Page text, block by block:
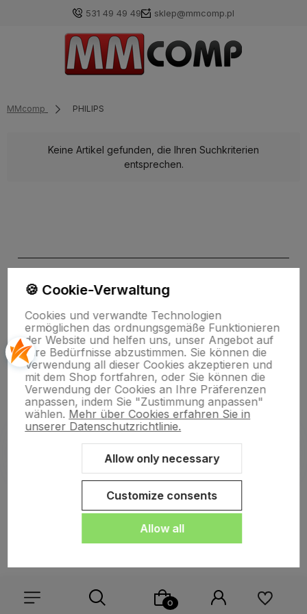
531 49 49 49 sklep@mmcomp.pl
MMcomp PHILIPS
Keine Artikel gefunden, die Ihren Suchkriterien
entsprechen.
polityce prywatności
Sklep internetowy Shoper.pl Szablon Shoper Modern 3.0™
🍪 Cookie-Verwaltung
Cookies und verwandte Technologien
ermöglichen das ordnungsgemäße Funktionieren
der Website und helfen uns, unser Angebot auf
Ihre Bedürfnisse abzustimmen. Sie können die
Verwendung all dieser Cookies akzeptieren und
mit dem Shop fortfahren, oder Sie können die
Verwendung der Cookies an Ihre Präferenzen
anpassen, indem Sie "Zustimmung anpassen"
wählen. Mehr über Cookies erfahren Sie in
unserer Datenschutzrichtlinie.
Allow only necessary
Customize consents
Allow all